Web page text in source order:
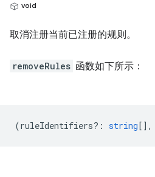
void
取消注册当前已注册的规则。
removeRules 函数如下所示：
(ruleIdentifiers? : string [],